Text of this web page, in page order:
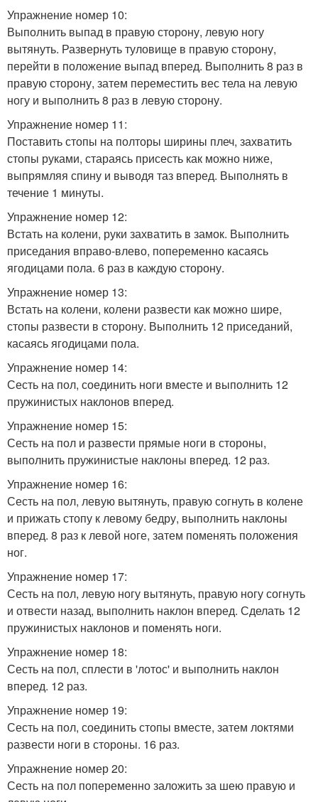
Упражнение номер 10:
Выполнить выпад в правую сторону, левую ногу
вытянуть. Развернуть туловище в правую сторону,
перейти в положение выпад вперед. Выполнить 8 раз в
правую сторону, затем переместить вес тела на левую
ногу и выполнить 8 раз в левую сторону.
Упражнение номер 11:
Поставить стопы на полторы ширины плеч, захватить
стопы руками, стараясь присесть как можно ниже,
выпрямляя спину и выводя таз вперед. Выполнять в
течение 1 минуты.
Упражнение номер 12:
Встать на колени, руки захватить в замок. Выполнить
приседания вправо-влево, попеременно касаясь
ягодицами пола. 6 раз в каждую сторону.
Упражнение номер 13:
Встать на колени, колени развести как можно шире,
стопы развести в сторону. Выполнить 12 приседаний,
касаясь ягодицами пола.
Упражнение номер 14:
Сесть на пол, соединить ноги вместе и выполнить 12
пружинистых наклонов вперед.
Упражнение номер 15:
Сесть на пол и развести прямые ноги в стороны,
выполнить пружинистые наклоны вперед. 12 раз.
Упражнение номер 16:
Сесть на пол, левую вытянуть, правую согнуть в колене
и прижать стопу к левому бедру, выполнить наклоны
вперед. 8 раз к левой ноге, затем поменять положения
ног.
Упражнение номер 17:
Сесть на пол, левую ногу вытянуть, правую ногу согнуть
и отвести назад, выполнить наклон вперед. Сделать 12
пружинистых наклонов и поменять ноги.
Упражнение номер 18:
Сесть на пол, сплести в 'лотос' и выполнить наклон
вперед. 12 раз.
Упражнение номер 19:
Сесть на пол, соединить стопы вместе, затем локтями
развести ноги в стороны. 16 раз.
Упражнение номер 20:
Сесть на пол попеременно заложить за шею правую и